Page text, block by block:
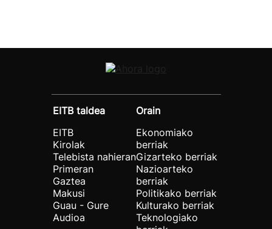
EITB taldea
EITB
Kirolak
Telebista nahieran
Primeran
Gaztea
Makusi
Guau - Gure
Audioa
Orain
Ekonomiako
berriak
Gizarteko berriak
Nazioarteko
berriak
Politikako berriak
Kulturako berriak
Teknologiako